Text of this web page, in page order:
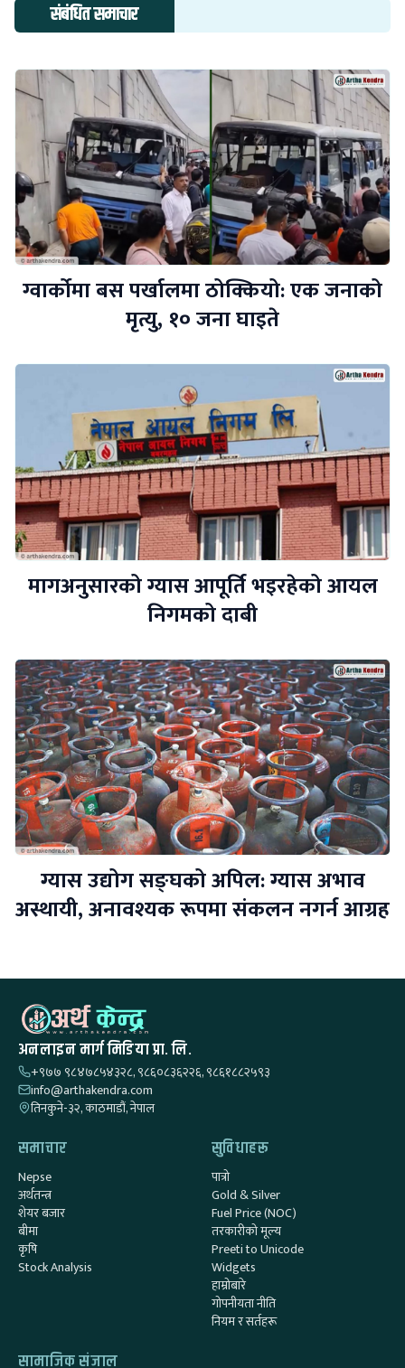
संबंधित समाचार
ग्वार्कोमा बस पर्खालमा ठोक्कियो: एक जनाको
मृत्यु, १० जना घाइते
मागअनुसारको ग्यास आपूर्ति भइरहेको आयल
निगमको दाबी
ग्यास उद्योग सङ्घको अपिल: ग्यास अभाव
अस्थायी, अनावश्यक रूपमा संकलन नगर्न आग्रह
अनलाइन मार्ग मिडिया प्रा. लि.
+९७७ ९८४७८५४३२८, ९८६०८३६२२६, ९८६१८८२५९३
info@arthakendra.com
तिनकुने-३२, काठमाडौं, नेपाल
समाचार
Nepse
अर्थतन्त्र
शेयर बजार
बीमा
कृषि
Stock Analysis
सुविधाहरू
पात्रो
Gold & Silver
Fuel Price (NOC)
तरकारीको मूल्य
Preeti to Unicode
Widgets
हाम्रोबारे
गोपनीयता नीति
नियम र सर्तहरू
सामाजिक संजाल